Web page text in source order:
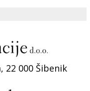
22 000 Šibenik